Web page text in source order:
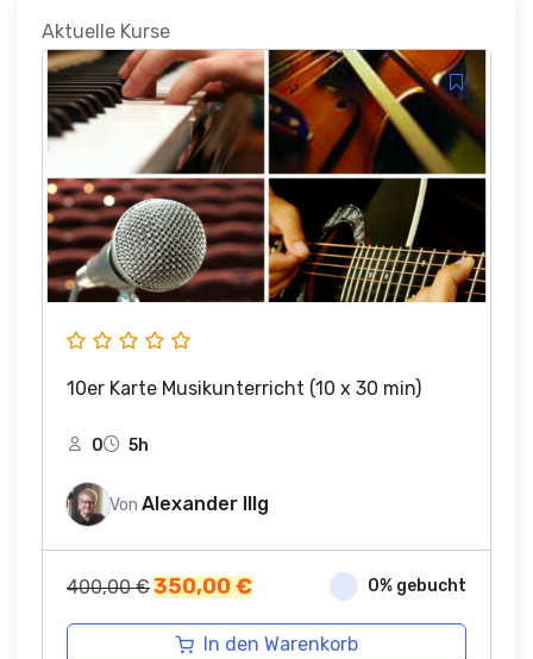
Aktuelle Kurse
10er Karte Musikunterricht (10 x 30 min)
0 5h
Von Alexander Illg
400,00€Ursprünglicher
war:
350,00€Aktueller
ist:
0% gebucht
In den Warenkorb